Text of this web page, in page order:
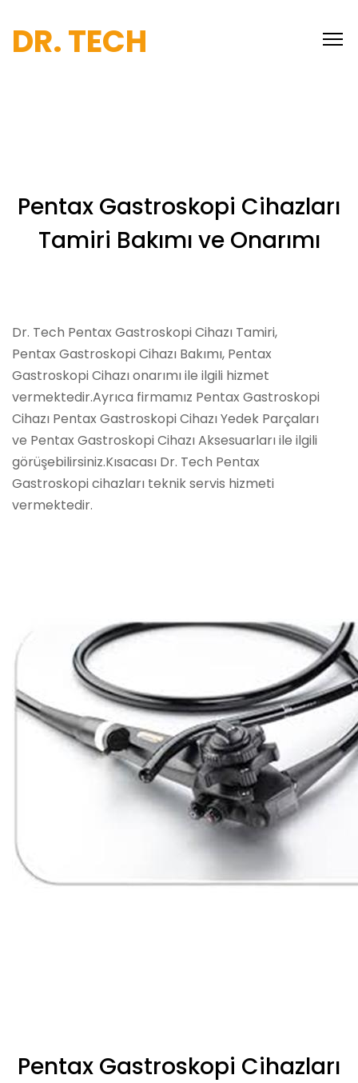
DR. TECH
Pentax Gastroskopi Cihazları
Tamiri Bakımı ve Onarımı
Dr. Tech Pentax Gastroskopi Cihazı Tamiri,
Pentax Gastroskopi Cihazı Bakımı, Pentax
Gastroskopi Cihazı onarımı ile ilgili hizmet
vermektedir.Ayrıca firmamız Pentax Gastroskopi
Cihazı Pentax Gastroskopi Cihazı Yedek Parçaları
ve Pentax Gastroskopi Cihazı Aksesuarları ile ilgili
görüşebilirsiniz.Kısacası Dr. Tech Pentax
Gastroskopi cihazları teknik servis hizmeti
vermektedir.
Pentax Gastroskopi Cihazları